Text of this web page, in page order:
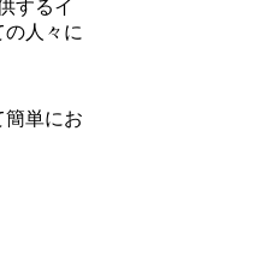
するイ
人々に
簡単にお